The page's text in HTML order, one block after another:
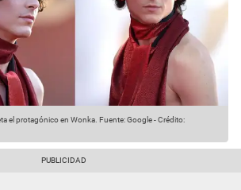
el protagónico en Wonka. Fuente: Google-Crédito: